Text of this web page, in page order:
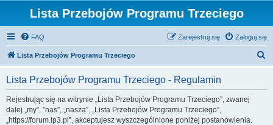
Lista Przebojów Programu Trzeciego
FAQ Zaloguj się
Zarejestruj się
Lista Przebojów Programu Trzeciego
Lista Przebojów Programu Trzeciego - Regulamin
Rejestrując się na witrynie „Lista Przebojów Programu Trzeciego”, zwanej
dalej „my”, ”nas”, „nasza”, „Lista Przebojów Programu Trzeciego”,
„https://forum.lp3.pl”, akceptujesz wyszczególnione poniżej postanowienia.